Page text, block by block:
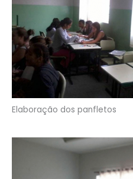
Elaboração dos panfletos